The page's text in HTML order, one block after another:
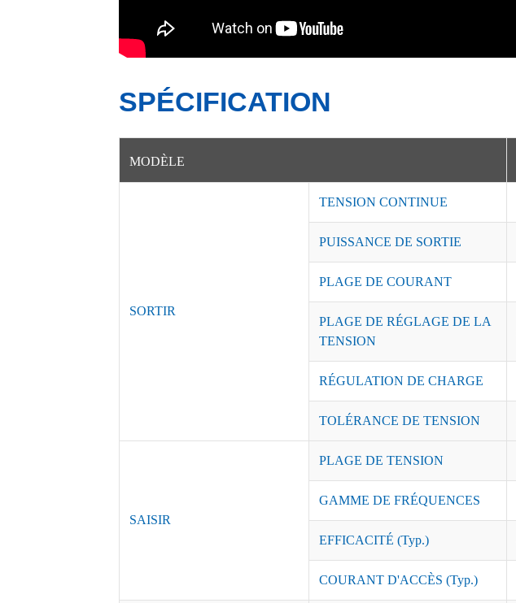
SPÉCIFICATION
MODÈLE
SORTIR
TENSION CONTINUE
PUISSANCE DE SORTIE
PLAGE DE COURANT
PLAGE DE RÉGLAGE DE LA
TENSION
RÉGULATION DE CHARGE
TOLÉRANCE DE TENSION
SAISIR
PLAGE DE TENSION
GAMME DE FRÉQUENCES
EFFICACITÉ (Typ.)
COURANT D'ACCÈS (Typ.)